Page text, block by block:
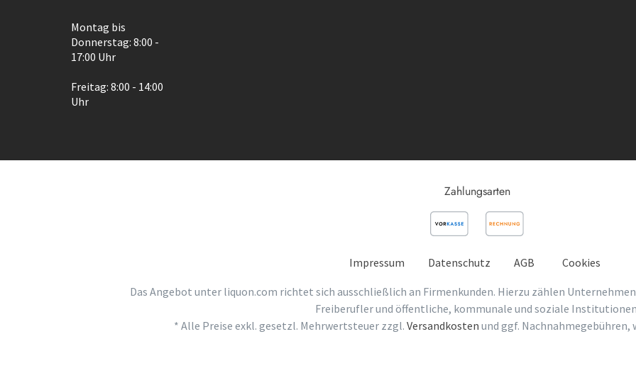
Montag bis
Donnerstag: 8:00 -
17:00 Uhr
Freitag: 8:00 - 14:00
Uhr
Zahlungsarten
Impressum Datenschutz AGB Cookies
Das Angebot unter liquon.com richtet sich ausschließlich an Firmenkunden. Hierzu zählen
Freiberufler und öffentliche, kommunale und soziale
* Alle Preise exkl. gesetzl. Mehrwertsteuer zzgl. Versandkosten und ggf. Nachnahmegebühren,